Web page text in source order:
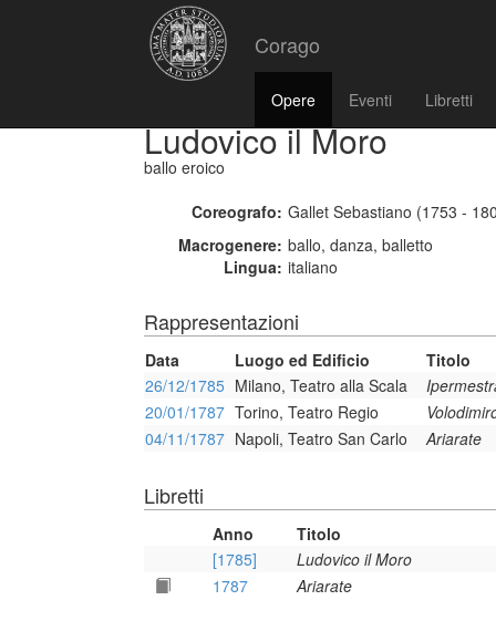
Corago
Opere Eventi Libretti
Ludovico il Moro
ballo eroico
Coreografo: Gallet Sebastiano (1753 -
Macrogenere: ballo, danza, balletto
Lingua: italiano
Rappresentazioni
Data Luogo ed Edificio
Titolo
26/12/1785 Milano, Teatro alla Scala
20/01/1787 Torino, Teatro Regio
04/11/1787 Napoli, Teatro San Carlo Ariarate
Libretti
Anno
Titolo
[1785]
Ludovico il Moro
1787
Ariarate